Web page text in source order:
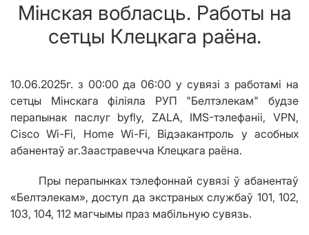
Мінская вобласць. Работы на
сетцы Клецкага раёна.
10.06.2025г. з 00:00 да 06:00 у сувязі з работамі на
сетцы Мінскага філіяла РУП "Белтэлекам" будзе
перапынак паслуг byfly, ZALA, IMS-тэлефаніі, VPN,
Cisco Wi-Fi, Home Wi-Fi, Відэакантроль у асобных
абанентаў аг.Заастравечча Клецкага раёна.
Пры перапынках тэлефоннай сувязі ў абанентаў
«Белтэлекам», доступ да экстраных службаў 101, 102,
103, 104, 112 магчымы праз мабільную сувязь.